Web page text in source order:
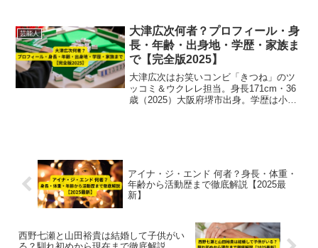
芸能人
大津広次何者？プロフィール・身
長・年齢・出身地・学歴・家族ま
で【完全版2025】
大津広次はお笑いコンビ「きつね」のツ
ッコミ＆ウクレレ担当。身長171cm・36
歳（2025）大阪府堺市出身。学歴は小〜
アイナ・ジ・エンド 何者？身長・体重・
年齢から活動歴まで徹底解説【2025最
新】
西野七瀬と山田裕貴は結婚して子供がい